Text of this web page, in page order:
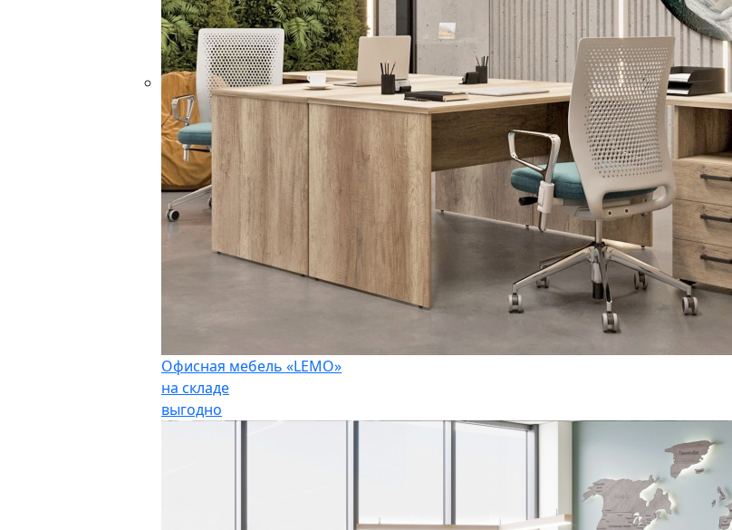
Офисная мебель «LEMO»
на складе
выгодно